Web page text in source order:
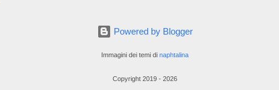
Powered by Blogger
Immagini dei temi di naphtalina
Copyright 2019 - 2026